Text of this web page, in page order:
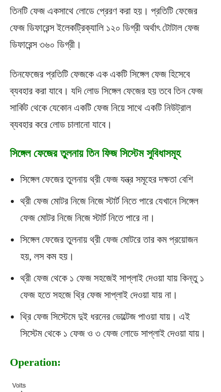
তিনটি ফেজ একসাথে লোডে প্রেরণ করা হয়। প্রতিটি ফেজের
ফেজ ডিফারেন্স ইলেকট্রিক্যালি ১২০ ডিগ্রী অর্থাৎ টোটাল ফেজ
ডিফারেন্স ৩৬০ ডিগ্রী।
তিনফেজের প্রতিটি ফেজকে এক একটি সিঙ্গেল ফেজ হিসেবে
ব্যবহার করা যাবে। যদি লোড সিঙ্গেল ফেজের হয় তবে তিন ফেজ
সার্কিট থেকে যেকোন একটি ফেজ নিয়ে সাথে একটি নিউট্রাল
ব্যবহার করে লোড চালানো যাবে।
সিঙ্গেল ফেজের তুলনায় তিন ফিজ সিস্টেম সুবিধাসমূহ
সিঙ্গেল ফেজের তুলনায় থ্রী ফেজ যন্ত্র সমূহের দক্ষতা বেশি
থ্রী ফেজ মোটর নিজে নিজে স্টার্ট নিতে পারে যেখানে সিঙ্গেল
ফেজ মোটর নিজে নিজে স্টার্ট নিতে পারে না।
সিঙ্গেল ফেজের তুলনায় থ্রী ফেজ মোটরে তার কম প্রয়োজন
হয়, লস কম হয়।
থ্রী ফেজ থেকে ১ ফেজ সহজেই সাপ্লাই দেওয়া যায় কিন্তু ১
ফেজ হতে সহজে থ্রি ফেজ সাপ্লাই দেওয়া যায় না।
থ্রি ফেজ সিস্টেমে দুই ধরনের ভোল্টেজ পাওয়া যায়। এই
সিস্টেম থেকে ১ ফেজ ও ৩ ফেজ লোডে সাপ্লাই দেওয়া যায়।
Operation: